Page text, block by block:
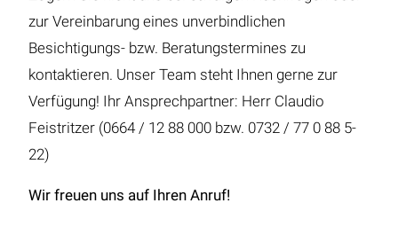
zur Vereinbarung eines unverbindlichen
Besichtigungs- bzw. Beratungstermines zu
kontaktieren. Unser Team steht Ihnen gerne zur
Verfügung! Ihr Ansprechpartner: Herr Claudio
Feistritzer (0664 / 12 88 000 bzw. 0732 / 77 0 88 5-
22)
Wir freuen uns auf Ihren Anruf!